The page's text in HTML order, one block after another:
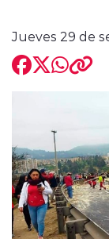
Jueves 29 de